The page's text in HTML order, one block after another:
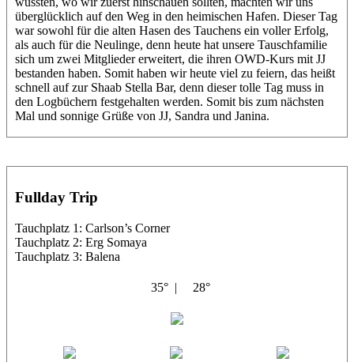
überglücklich auf den Weg in den heimischen Hafen. Dieser Tag
war sowohl für die alten Hasen des Tauchens ein voller Erfolg,
als auch für die Neulinge, denn heute hat unsere Tauschfamilie
sich um zwei Mitglieder erweitert, die ihren OWD-Kurs mit JJ
bestanden haben. Somit haben wir heute viel zu feiern, das heißt
schnell auf zur Shaab Stella Bar, denn dieser tolle Tag muss in
den Logbüchern festgehalten werden. Somit bis zum nächsten
Mal und sonnige Grüße von JJ, Sandra und Janina.
Fullday Trip
Tauchplatz 1: Carlson’s Corner
Tauchplatz 2: Erg Somaya
Tauchplatz 3: Balena
35° | 28°